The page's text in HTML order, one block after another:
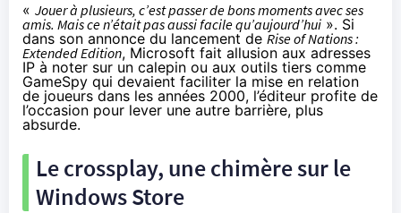
« Jouer à plusieurs, c’est passer de bons moments avec ses
amis. Mais ce n’était pas aussi facile qu’aujourd’hui ». Si
dans son annonce du lancement de Rise of Nations :
Extended Edition, Microsoft fait allusion aux adresses
IP à noter sur un calepin ou aux outils tiers comme
GameSpy qui devaient faciliter la mise en relation
de joueurs dans les années 2000, l’éditeur profite de
l’occasion pour lever une autre barrière, plus
absurde.
Le crossplay, une chimère sur le
Windows Store